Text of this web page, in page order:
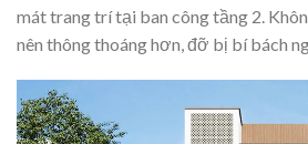
mát trang trí tại ban công tầng 2.
nên thông thoáng hơn, đỡ bị bí bách